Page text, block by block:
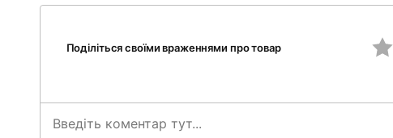
Поділіться своїми враженнями про товар